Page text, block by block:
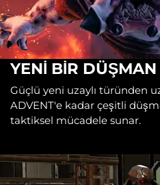
YENİ BİR DÜŞMAN
Güçlü yeni uzaylı türünden
ADVENT'e kadar çeşitli
taktiksel mücadele sunar.